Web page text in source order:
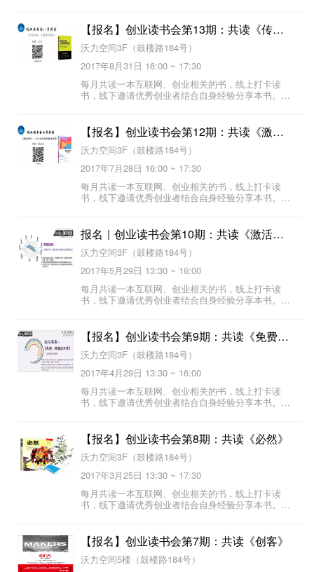
【报名】创业读书会第13期：共读《传统企业，互联网在踢门》
沃力空间3F（鼓楼路184号）
2017年8月31日 16:00 ~ 17:30
每月共读一本互联网、创业相关的书，线上打卡读
书，线下邀请优秀创业者结合自身经验分享本书。创
【报名】创业读书会第12期：共读《激活组织》
沃力空间3F（鼓楼路184号）
2017年7月28日 16:00 ~ 17:30
每月共读一本互联网、创业相关的书，线上打卡读
书，线下邀请优秀创业者结合自身经验分享本书。创
报名｜创业读书会第10期：共读《激活个体》
沃力空间3F（鼓楼路184号）
2017年5月29日 13:30 ~ 16:00
每月共读一本互联网、创业相关的书，线上打卡读
书，线下邀请优秀创业者结合自身经验分享本书。创
【报名】创业读书会第9期：共读《免费：商业的未来》
沃力空间3F（鼓楼路184号）
2017年4月29日 13:30 ~ 16:00
每月共读一本互联网、创业相关的书，线上打卡读
书，线下邀请优秀创业者结合自身经验分享本书。创
【报名】创业读书会第8期：共读《必然》
沃力空间3F（鼓楼路184号）
2017年3月25日 13:30 ~ 17:30
每月共读一本互联网、创业相关的书，线上打卡读
书，线下邀请优秀创业者结合自身经验分享本书。创
【报名】创业读书会第7期：共读《创客》
沃力空间5楼（鼓楼路184号）